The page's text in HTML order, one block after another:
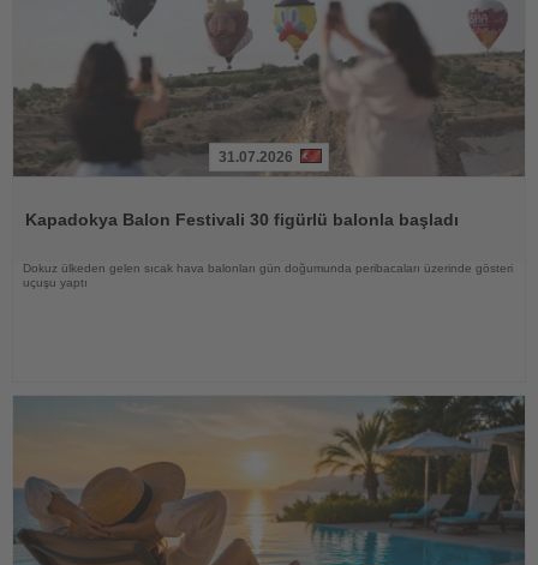
31.07.2026
Kapadokya Balon Festivali 30 figürlü balonla başladı
Dokuz ülkeden gelen sıcak hava balonları gün doğumunda peribacaları üzerinde gösteri
uçuşu yaptı